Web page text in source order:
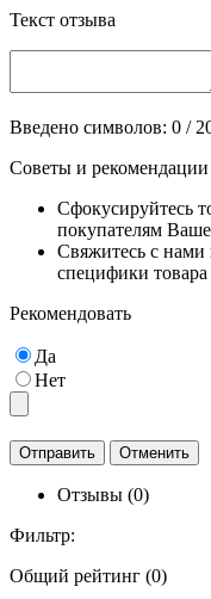
Текст отзыва
Введено символов: 0 /
Советы и
Сфокусируйтесь
покупателям
Свяжитесь с
специфики товара
Рекомендовать
Да
Нет
Отзывы (0)
Фильтр:
Общий рейтинг (0)